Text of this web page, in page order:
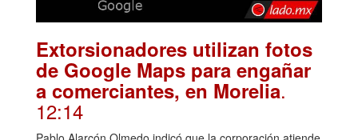
Extorsionadores utilizan fotos
de Google Maps para engañar
a comerciantes, en Morelia.
12:14